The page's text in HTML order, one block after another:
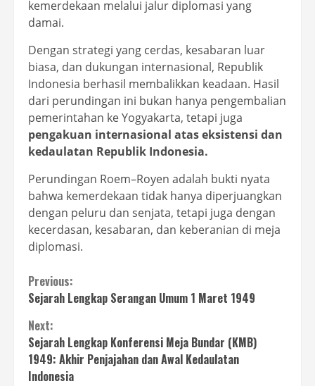
kemerdekaan melalui jalur diplomasi yang
damai.
Dengan strategi yang cerdas, kesabaran luar
biasa, dan dukungan internasional, Republik
Indonesia berhasil membalikkan keadaan. Hasil
dari perundingan ini bukan hanya pengembalian
pemerintahan ke Yogyakarta, tetapi juga
pengakuan internasional atas eksistensi dan
kedaulatan Republik Indonesia.
Perundingan Roem–Royen adalah bukti nyata
bahwa kemerdekaan tidak hanya diperjuangkan
dengan peluru dan senjata, tetapi juga dengan
kecerdasan, kesabaran, dan keberanian di meja
diplomasi.
Continue
Reading
Previous:
Sejarah Lengkap Serangan Umum 1 Maret 1949
Next:
Sejarah Lengkap Konferensi Meja Bundar (KMB)
1949: Akhir Penjajahan dan Awal Kedaulatan
Indonesia